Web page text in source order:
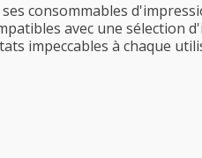
ses consommables
avec une sélection
impeccables à chaque